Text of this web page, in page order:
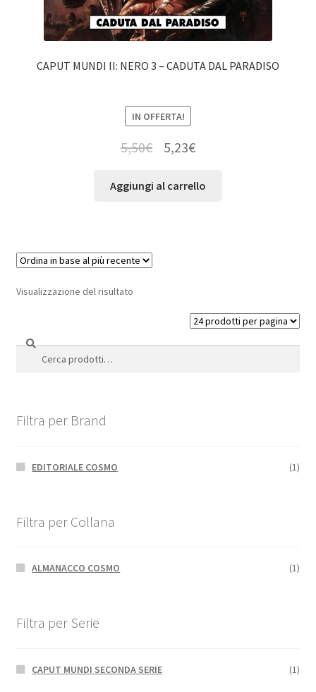
CAPUT MUNDI II: NERO 3 – CADUTA DAL PARADISO
IN OFFERTA!
5,50€ 5,23€
Aggiungi al carrello
Visualizzazione del risultato
Cerca:
Cerca
Filtra per Brand
EDITORIALE COSMO (1)
Filtra per Collana
ALMANACCO COSMO (1)
Filtra per Serie
CAPUT MUNDI SECONDA SERIE (1)